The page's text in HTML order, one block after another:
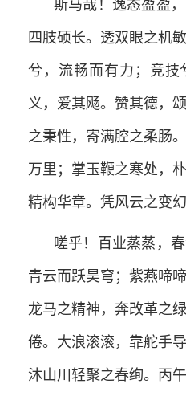
斯马哉！逸态盈盈
四肢硕长。透双眼之机
兮，流畅而有力；竞技
义，爱其飏。赞其德，
之秉性，寄满腔之柔肠
万里；掌玉鞭之寒处，
精构华章。凭风云之变
嗟乎！百业蒸蒸，
青云而跃昊穹；紫燕啼
龙马之精神，奔改革之
倦。大浪滚滚，靠舵手
沐山川轻聚之春绚。丙